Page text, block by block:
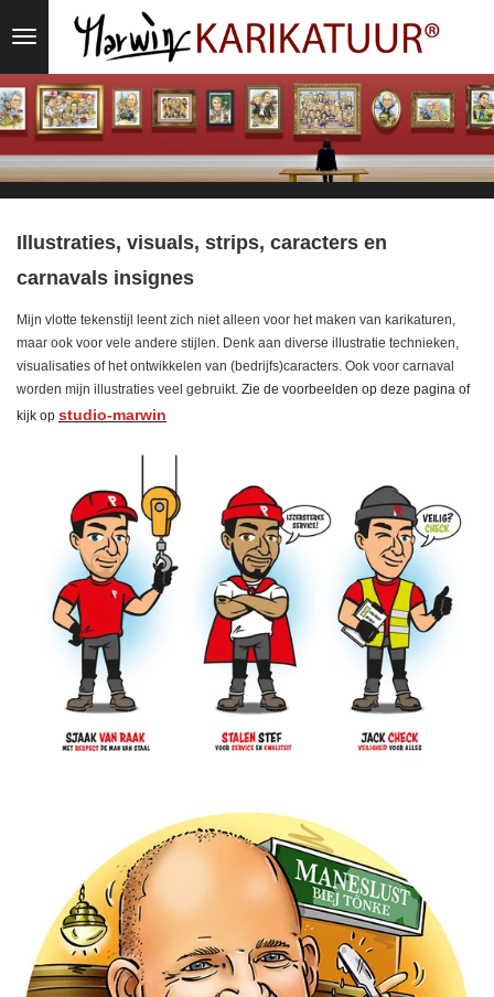
direct
de
hoofdinhoud
Illustraties, visuals, strips, caracters en
carnavals insignes
Mijn vlotte tekenstijl leent zich niet alleen voor het maken van karikaturen,
maar ook voor vele andere stijlen. Denk aan diverse illustratie technieken,
visualisaties of het ontwikkelen van (bedrijfs)caracters. Ook voor carnaval
worden mijn illustraties veel gebruikt. Zie de voorbeelden op deze pagina of
kijk op studio-marwin